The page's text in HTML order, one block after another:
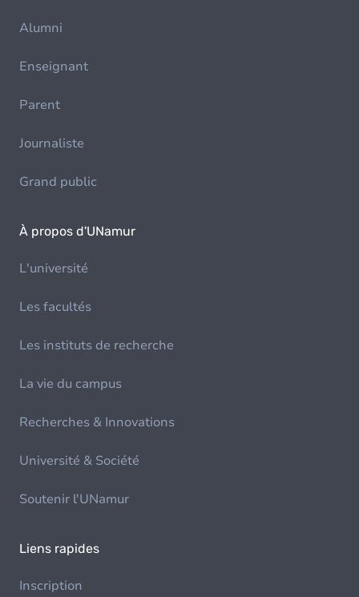
Alumni
Enseignant
Parent
Journaliste
Grand public
À propos d'UNamur
L'université
Les facultés
Les instituts de recherche
La vie du campus
Recherches & Innovations
Université & Société
Soutenir l'UNamur
Liens rapides
Inscription